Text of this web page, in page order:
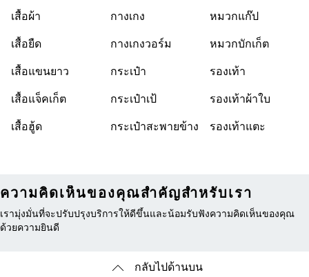
เสื้อผ้า
เสื้อยืด
เสื้อแขนยาว
เสื้อแจ็คเก็ต
เสื้อฮู้ด
กางเกง
กางเกงวอร์ม
กระเป๋า
กระเป๋าเป้
กระเป๋าสะพายข้าง
หมวกแก๊ป
หมวกบักเก็ต
รองเท้า
รองเท้าผ้าใบ
รองเท้าแตะ
ความคิดเห็นของคุณสำคัญสำหรับเรา
เรามุ่งมั่นที่จะปรับปรุงบริการให้ดีขึ้นและน้อมรับฟังความคิดเห็นของคุณ
ด้วยความยินดี
กลับไปด้านบน